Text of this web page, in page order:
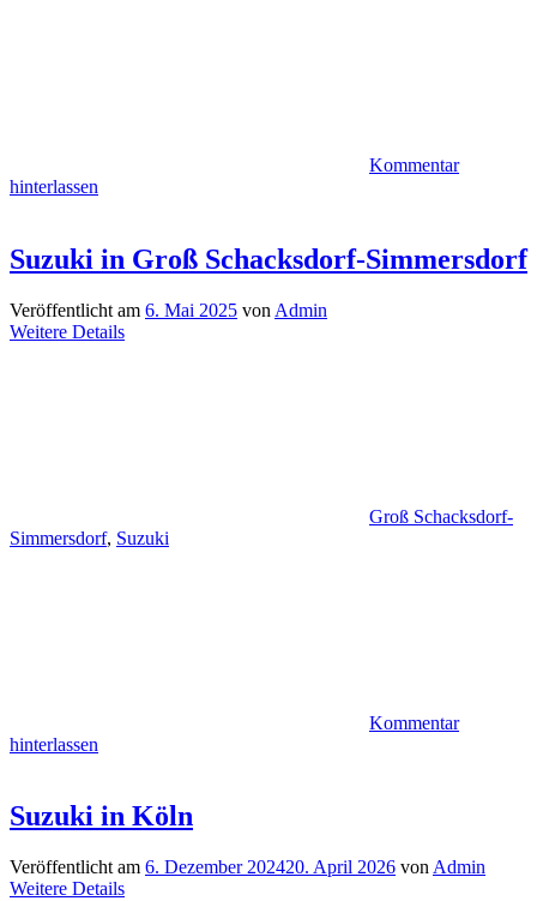
Kommentar
hinterlassen
Suzuki in Groß Schacksdorf-Simmersdorf
Veröffentlicht am 6. Mai 2025 von Admin
Weitere Details
Groß Schacksdorf-
Simmersdorf, Suzuki
Kommentar
hinterlassen
Suzuki in Köln
Veröffentlicht am 6. Dezember 202420. April 2026 von Admin
Weitere Details